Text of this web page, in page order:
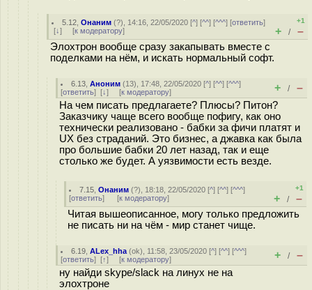
5.12 ,Онаним (?), 14:16, 22/05/2020 [^] [^^] [^^^] [ответить]
[↓] [к модератору]
+1
+ / –
Элохтрон вообще сразу закапывать вместе с
поделками на нём, и искать нормальный софт.
6.13 ,Аноним (13), 17:48, 22/05/2020 [^] [^^] [^^^]
[ответить] [↓] [к модератору] + / –
На чем писать предлагаете? Плюсы? Питон?
Заказчику чаще всего вообще пофигу, как оно
технически реализовано - бабки за фичи платят и
UX без страданий. Это бизнес, а джавка как была
про большие бабки 20 лет назад, так и еще
столько же будет. А уязвимости есть везде.
7.15 ,Онаним (?), 18:18, 22/05/2020 [^] [^^] [^^^]
[ответить] [к модератору]
+1
+ / –
Читая вышеописанное, могу только предложить
не писать ни на чём - мир станет чище.
6.19 ,ALex_hha (ok), 11:58, 23/05/2020 [^] [^^] [^^^]
[ответить] [↑] [к модератору] + / –
ну найди skype/slack на линух не на
элохтроне